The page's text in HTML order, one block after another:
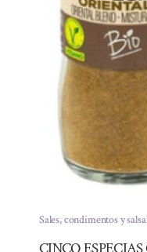
Sales, condimentos y